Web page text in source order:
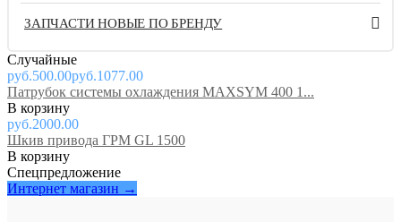
ЗАПЧАСТИ НОВЫЕ ПО БРЕНДУ
Случайные
руб.500.00руб.1077.00
Патрубок системы охлаждения MAXSYM 400 1...
руб.2000.00
Шкив привода ГРМ GL 1500
Спецпредложение
Интернет магазин →